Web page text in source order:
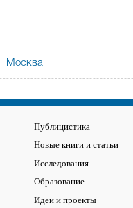
Москва
Публицистика
Новые книги и статьи
Исследования
Образование
Идеи и проекты